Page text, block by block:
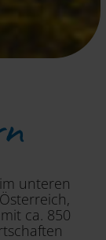
unteren
ca. 850